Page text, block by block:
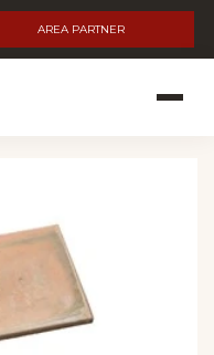
AREA PARTNER